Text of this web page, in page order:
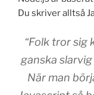
Du skriver alltså
“Folk tror sig
ganska
När man